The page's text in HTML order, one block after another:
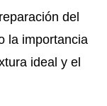
del
la importancia
ideal y el